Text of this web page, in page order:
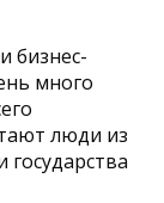
бизнес-
много
люди из